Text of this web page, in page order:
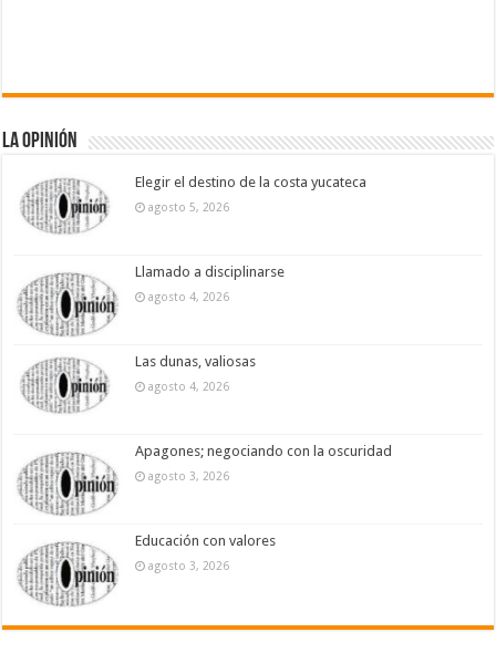
La Opinión
Elegir el destino de la costa yucateca
agosto 5, 2026
Llamado a disciplinarse
agosto 4, 2026
Las dunas, valiosas
agosto 4, 2026
Apagones; negociando con la oscuridad
agosto 3, 2026
Educación con valores
agosto 3, 2026